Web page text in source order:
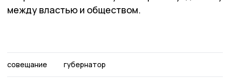
между властью и обществом.
совещание губернатор